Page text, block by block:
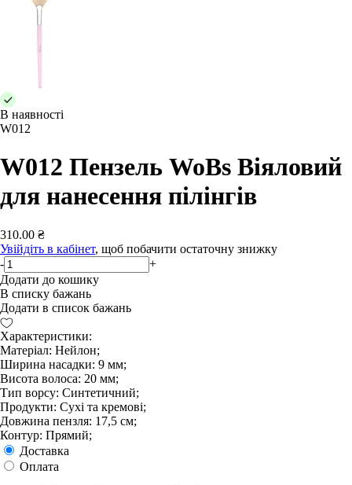
В наявності
W012
W012 Пензель WoBs Віяловий
для нанесення пілінгів
310.00 ₴
Увійдіть в кабінет, щоб побачити остаточну знижку
-
+
Додати до кошику
В списку бажань
Додати в список бажань
Характеристики:
Матеріал: Нейлон;
Ширина насадки: 9 мм;
Висота волоса: 20 мм;
Тип ворсу: Синтетичний;
Продукти: Сухі та кремові;
Довжина пензля: 17,5 см;
Контур: Прямий;
Доставка
Оплата